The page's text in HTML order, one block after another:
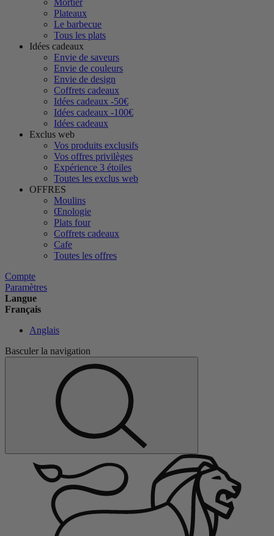
Mortier
Plateaux
Le barbecue
Tous les plats
Idées cadeaux
Envie de saveurs
Envie de couleurs
Envie de design
Coffrets cadeaux
Idées cadeaux -50€
Idées cadeaux -100€
Idées cadeaux
Exclus web
Vos produits exclusifs
Vos offres privilèges
Expérience 3 étoiles
Toutes les exclus web
OFFRES
Moulins
Œnologie
Plats four
Coffrets cadeaux
Cafe
Toutes les offres
Compte
Paramètres
Langue
Français
Anglais
Basculer la navigation